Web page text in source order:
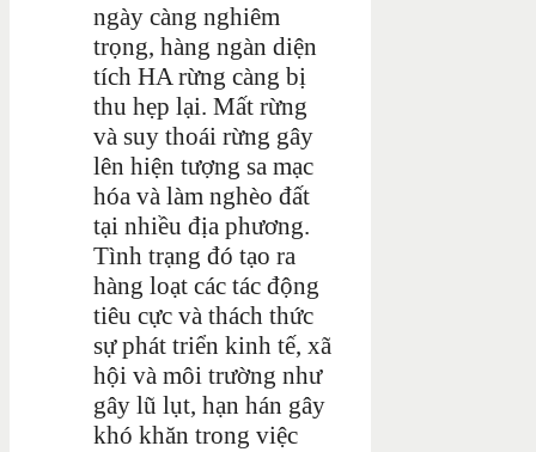
ngày càng nghiêm
trọng, hàng ngàn diện
tích HA rừng càng bị
thu hẹp lại. Mất rừng
và suy thoái rừng gây
lên hiện tượng sa mạc
hóa và làm nghèo đất
tại nhiều địa phương.
Tình trạng đó tạo ra
hàng loạt các tác động
tiêu cực và thách thức
sự phát triển kinh tế, xã
hội và môi trường như
gây lũ lụt, hạn hán gây
khó khăn trong việc